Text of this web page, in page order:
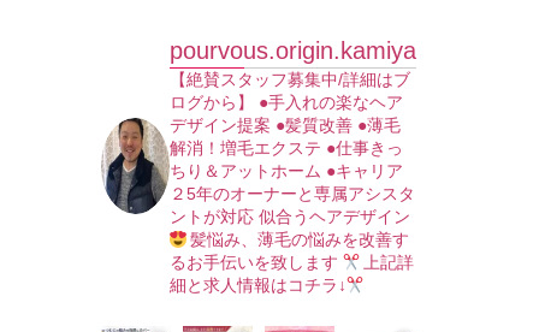
pourvous.origin.kamiya
【絶賛スタッフ募集中/詳細はブ
ログから】
●手入れの楽なヘア
デザイン提案 ●髪質改善 ●薄毛
解消！増毛エクステ ●仕事きっ
ちり＆アットホーム ●キャリア
２5年のオーナーと専属アシスタ
ントが対応 似合うヘアデザイン
髪悩み、薄毛の悩みを改善す
るお手伝いを致します
上記詳
細と求人情報はコチラ↓